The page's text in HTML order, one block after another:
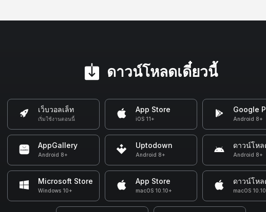
ดาวน์โหลดเดี๋ยวนี้
เว็บวอลเล็ท
เริ่มใช้งานตอนนี้
App Store
iOS 11+
Google
Android 8+
AppGallery
Android 8+
Uptodown
Android 8+
ดาวน์โหล
Android 8+
Microsoft Store
Windows 10+
App Store
macOS 10.10+
ดาวน์โหล
macOS